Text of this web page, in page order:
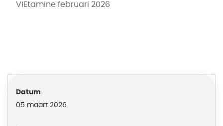
VIEtamine februari 2026
Datum
05 maart 2026